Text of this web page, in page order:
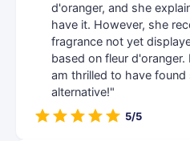
d'oranger, and she
have it. However, she
fragrance not yet
based on fleur
am thrilled to have
alternative!"
5/5